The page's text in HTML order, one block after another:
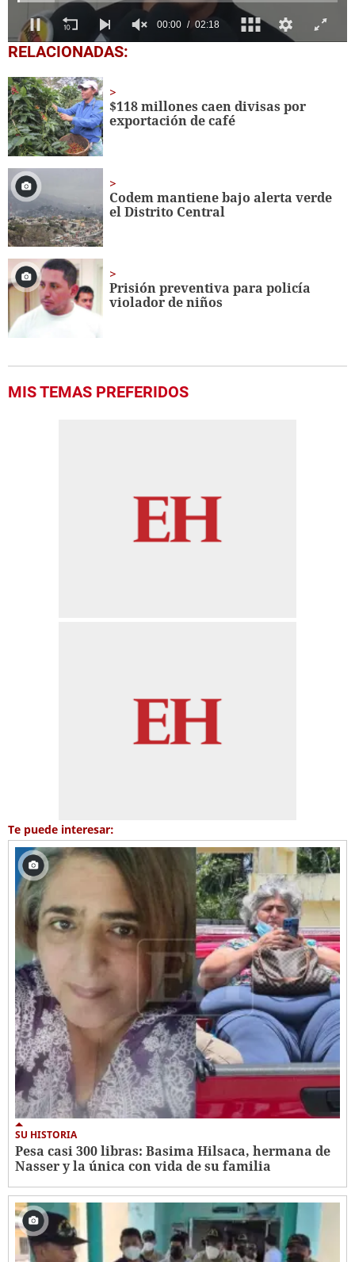
0
seconds
2
minutes,
18
seconds
RELACIONADAS:
$118 millones caen divisas por
exportación de café
Codem mantiene bajo alerta verde
el Distrito Central
Prisión preventiva para policía
violador de niños
MIS TEMAS PREFERIDOS
Te puede interesar:
SU HISTORIA
Pesa casi 300 libras: Basima Hilsaca, hermana de
Nasser y la única con vida de su familia